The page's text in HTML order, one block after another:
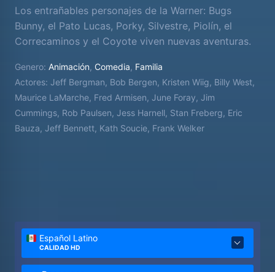
Los entrañables personajes de la Warner: Bugs
Bunny, el Pato Lucas, Porky, Silvestre, Piolín, el
Correcaminos y el Coyote viven nuevas aventuras.
Genero: Animación, Comedia, Familia
Actores: Jeff Bergman, Bob Bergen, Kristen Wiig, Billy West,
Maurice LaMarche, Fred Armisen, June Foray, Jim
Cummings, Rob Paulsen, Jess Harnell, Stan Freberg, Eric
Bauza, Jeff Bennett, Kath Soucie, Frank Welker
Español Latino
CALIDAD HD